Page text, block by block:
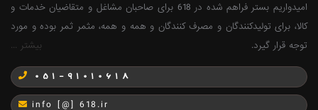
امیدواریم بستر فراهم شده در 618 برای صاحبان مشاغل و متقاضیان خدمات و
کالا، برای تولیدکنندگان و مصرف کنندگان و همه و همه، مثمر ثمر بوده و مورد
توجه قرار گیرد.
بیشتر ...
051-91010618
info [@] 618.ir